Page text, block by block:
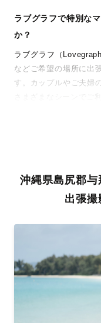
ラブグラフで特別な
か？
ラブグラフ（
などご希望の場所に出
す。カップルやご夫婦
ありのままの空気感を
料金は全国どこでも一
リジナルの研修と厳正
ィを身につけたプロの
丁寧なレタッチで思
撮影後は、独自の編
整。自然な雰囲気を
に。きっと「こんな
出会えます。まずは、
沖縄県島尻郡
出張撮